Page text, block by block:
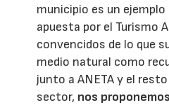
municipio es un
apuesta por el Turismo
convencidos de lo que
medio natural como
junto a ANETA y el
sector, nos